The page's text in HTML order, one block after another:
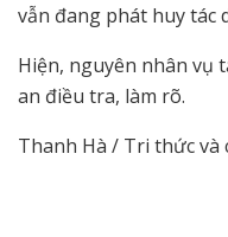
vẫn đang phát huy tác
Hiện, nguyên nhân vụ
an điều tra, làm rõ.
Thanh Hà / Tri thức và